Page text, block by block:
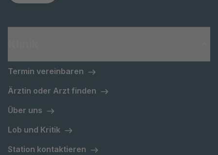
Termin vereinbaren
Ärztin oder Arzt finden
Über uns
Lob und Kritik
Station kontaktieren